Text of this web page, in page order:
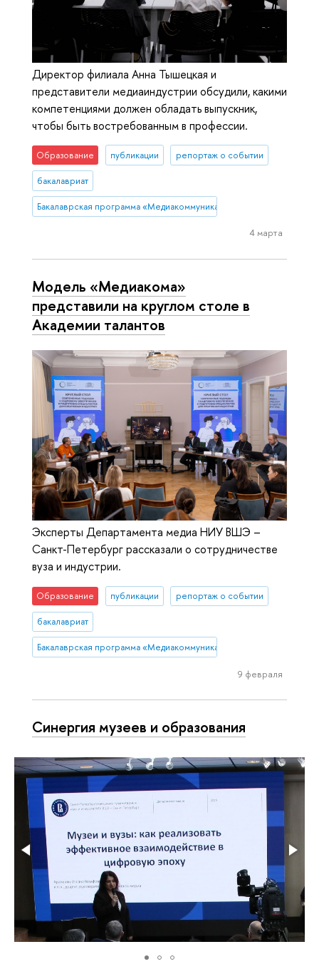
Директор филиала Анна Тышецкая и
представители медиаиндустрии обсудили, какими
компетенциями должен обладать выпускник,
чтобы быть востребованным в профессии.
Образование публикации репортаж о событии
бакалавриат
Бакалаврская программа «Медиакоммуникации»
4 марта
Модель «Медиакома»
представили на круглом столе в
Академии талантов
Эксперты Департамента медиа НИУ ВШЭ –
Санкт-Петербург рассказали о сотрудничестве
вуза и индустрии.
Образование публикации репортаж о событии
бакалавриат
Бакалаврская программа «Медиакоммуникации»
9 февраля
Синергия музеев и образования